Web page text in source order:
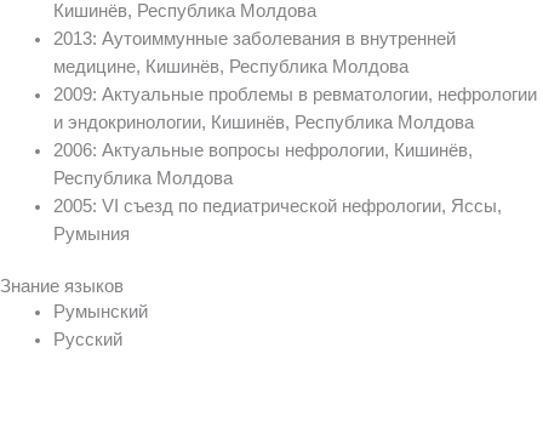
Кишинёв, Республика Молдова
2013: Аутоиммунные заболевания в внутренней
медицине, Кишинёв, Республика Молдова
2009: Актуальные проблемы в ревматологии, нефрологии
и эндокринологии, Кишинёв, Республика Молдова
2006: Актуальные вопросы нефрологии, Кишинёв,
Республика Молдова
2005: VI съезд по педиатрической нефрологии, Яссы,
Румыния
Знание языков
Румынский
Русский